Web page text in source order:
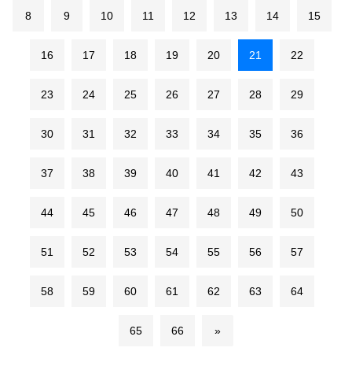
8 9 10 11 12 13 14 15
16 17 18 19 20 21 22
23 24 25 26 27 28 29
30 31 32 33 34 35 36
37 38 39 40 41 42 43
44 45 46 47 48 49 50
51 52 53 54 55 56 57
58 59 60 61 62 63 64
65 66 »